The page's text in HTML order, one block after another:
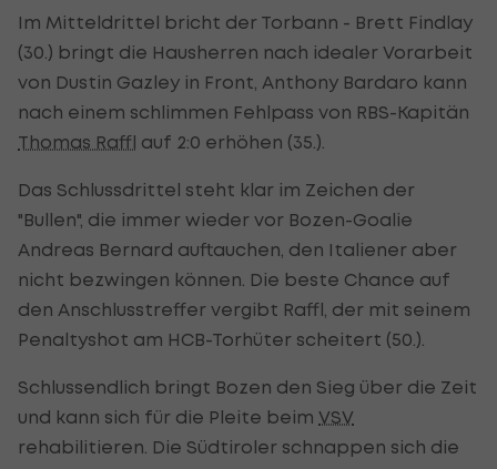
Im Mitteldrittel bricht der Torbann - Brett Findlay
(30.) bringt die Hausherren nach idealer Vorarbeit
von Dustin Gazley in Front, Anthony Bardaro kann
nach einem schlimmen Fehlpass von RBS-Kapitän
Thomas Raffl auf 2:0 erhöhen (35.).
Das Schlussdrittel steht klar im Zeichen der
"Bullen", die immer wieder vor Bozen-Goalie
Andreas Bernard auftauchen, den Italiener aber
nicht bezwingen können. Die beste Chance auf
den Anschlusstreffer vergibt Raffl, der mit seinem
Penaltyshot am HCB-Torhüter scheitert (50.).
Schlussendlich bringt Bozen den Sieg über die Zeit
und kann sich für die Pleite beim VSV
rehabilitieren. Die Südtiroler schnappen sich die